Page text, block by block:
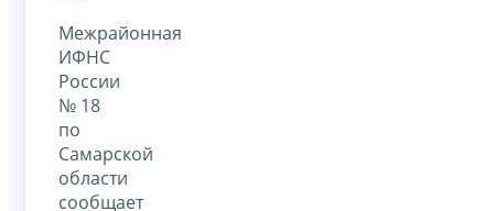
Межрайонная
ИФНС
России
№ 18
по
Самарской
области
сообщает